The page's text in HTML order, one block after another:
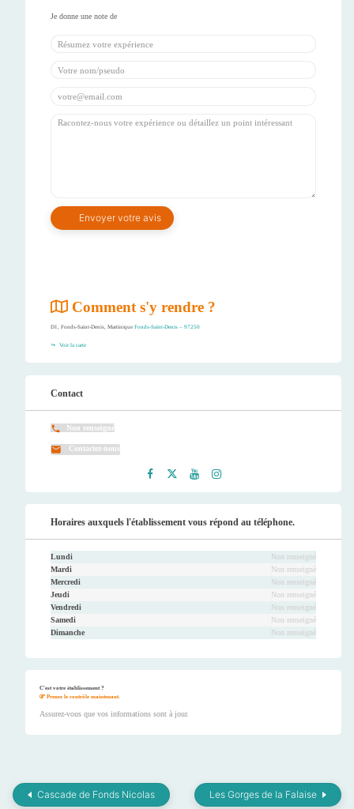
Comment s'y rendre ?
D1, Fonds-Saint-Denis, Martinique Fonds-Saint-Denis – 97250
Voir la carte
Contact
Non renseigné
Contactez-nous
ook
er
be
ram
Horaires auxquels l'établissement vous répond au téléphone.
Lundi
Non renseigné
Mardi
Non renseigné
Mercredi
Non renseigné
Jeudi
Non renseigné
Vendredi
Non renseigné
Samedi
Non renseigné
Dimanche
Non renseigné
C'est votre établissement ?
Prenez le contrôle maintenant.
Assurez-vous que vos informations sont à jour.
Cascade de Fonds Nicolas Les Gorges de la Falaise